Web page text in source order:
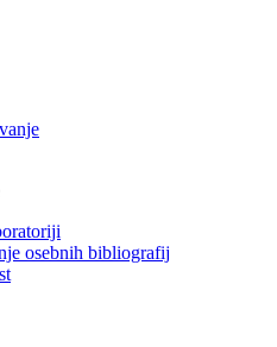
osebnih bibliografij